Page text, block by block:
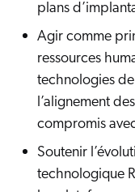
plans
Agir comme
ressources
technologies
l’alignement
compromis
Soutenir
technologique